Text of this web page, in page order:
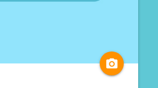
camera_alt